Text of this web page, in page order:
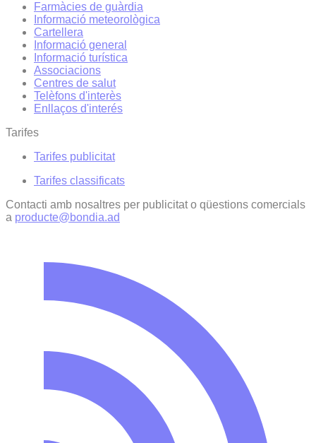
Farmàcies de guàrdia
Informació meteorològica
Cartellera
Informació general
Informació turística
Associacions
Centres de salut
Telèfons d'interès
Enllaços d'interés
Tarifes
Tarifes publicitat
Tarifes classificats
Contacti amb nosaltres per publicitat o qüestions comercials
a producte@bondia.ad